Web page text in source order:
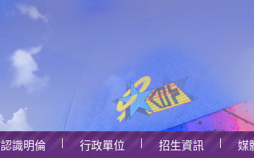
認識明倫 行政單位 招生資訊 媒